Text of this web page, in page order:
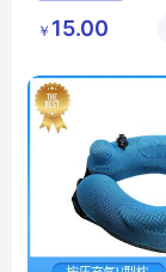
旅行乘车护颈枕
充气U型枕生产厂家
￥ 15.00